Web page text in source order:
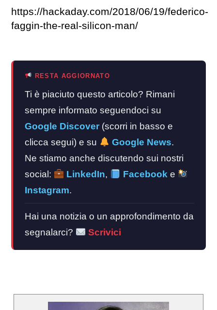
https://hackaday.com/2018/06/19/federico-
faggin-the-real-silicon-man/
RESTA AGGIORNATO
Ti è piaciuto questo articolo? Rimani
sempre informato seguendoci su
Google Discover (scorri in basso e
clicca segui) e su
Google News.
Ne stiamo anche discutendo sui nostri
social:
LinkedIn, Facebook e
Instagram.
Hai una notizia o un approfondimento da
segnalarci?
Scrivici